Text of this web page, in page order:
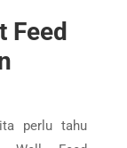
Feed
perlu tahu